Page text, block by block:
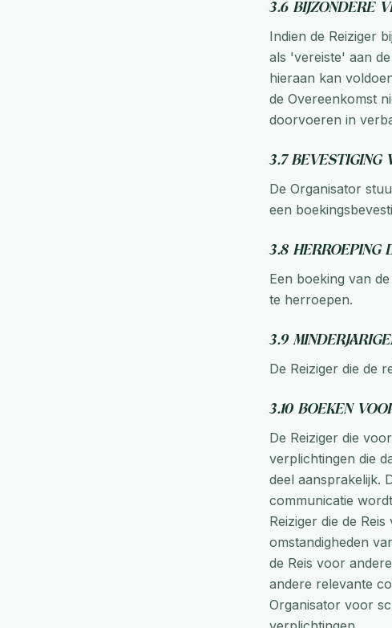
3.6 Bijzondere
Indien de Reiziger
als 'vereiste' aan
hieraan kan
de Overeenkomst
doorvoeren in
3.7 Bevestiging
De Organisator
een
3.8
Een boeking van
te herroepen.
3.9
De Reiziger die de
3.10 Boeken
De Reiziger die
verplichtingen die
deel aansprakelijk.
communicatie
Reiziger die de
omstandigheden
de Reis voor
andere relevante
Organisator voor